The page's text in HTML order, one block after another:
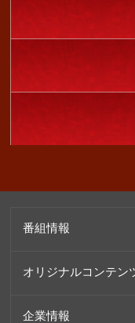
番組情報
オリジナルコンテン
企業情報